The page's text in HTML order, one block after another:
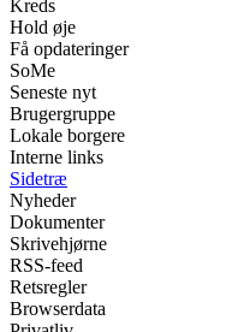
Kreds
Hold øje
Få opdateringer
SoMe
Seneste nyt
Brugergruppe
Lokale borgere
Interne links
Sidetræ
Nyheder
Dokumenter
Skrivehjørne
RSS-feed
Retsregler
Browserdata